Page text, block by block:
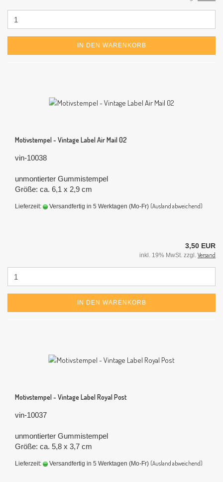
IN DEN WARENKORB
Motivstempel - Vintage Label Air Mail 02
vin-10038
unmontierter Gummistempel
Größe: ca. 6,1 x 2,9 cm
Lieferzeit: Versandfertig in 5 Werktagen (Mo-Fr) (Ausland abweichend)
3,50 EUR
inkl. 19% MwSt. zzgl. Versand
IN DEN WARENKORB
Motivstempel - Vintage Label Royal Post
vin-10037
unmontierter Gummistempel
Größe: ca. 5,8 x 3,7 cm
Lieferzeit: Versandfertig in 5 Werktagen (Mo-Fr) (Ausland abweichend)